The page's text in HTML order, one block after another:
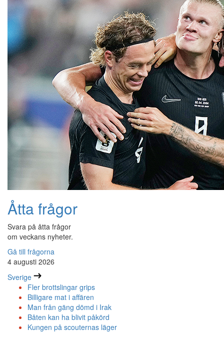
Åtta frågor
Svara på åtta frågor
om veckans nyheter.
Gå till frågorna
4 augusti 2026
Sverige
Fler brottslingar grips
Billigare mat i affären
Man från gäng dömd i Irak
Båten kan ha blivit påkörd
Kungen på scouternas läger